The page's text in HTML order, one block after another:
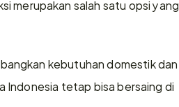
merupakan salah satu opsi yang
kebutuhan domestik dan
Indonesia tetap bisa bersaing di